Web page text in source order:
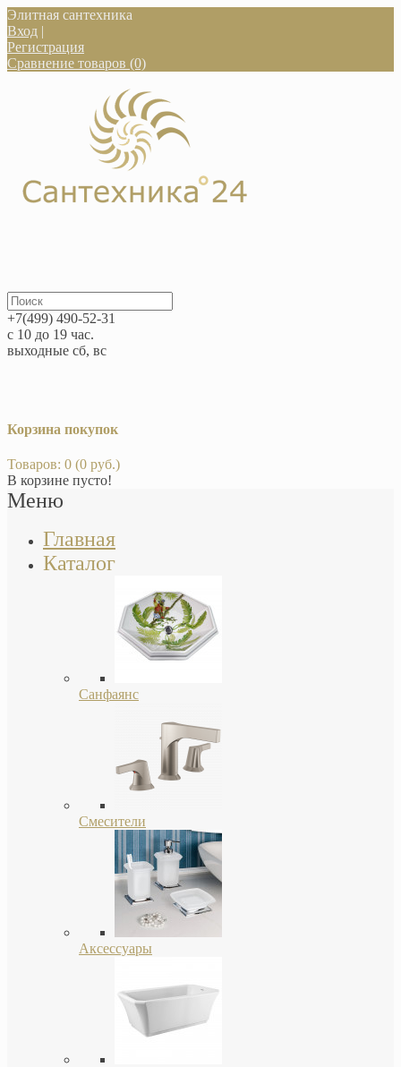
Элитная сантехника
Вход |
Регистрация
Сравнение товаров (0)
+7(499) 490-52-31
с 10 до 19 час.
выходные сб, вс
Корзина покупок
Товаров: 0 (0 руб.)
В корзине пусто!
Меню
Главная
Каталог
Санфаянс
Смесители
Аксессуары